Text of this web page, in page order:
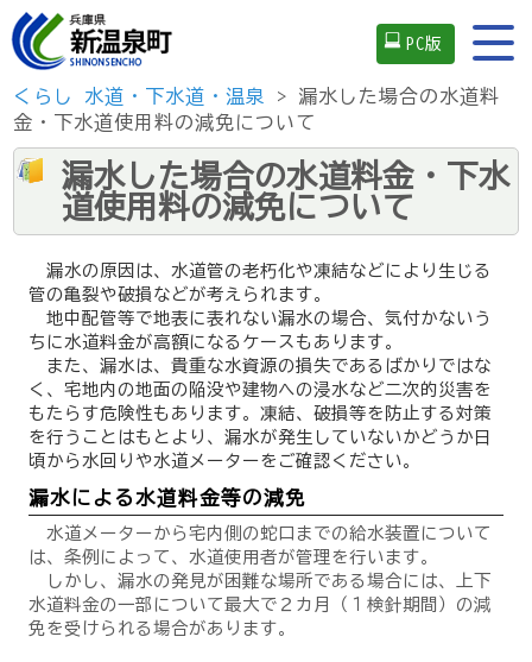
PC版
くらし 水道・下水道・温泉
> 漏水した場合の水道料
金・下水道使用料の減免について
漏水した場合の水道料金・下水
道使用料の減免について
漏水の原因は、水道管の老朽化や凍結などにより生じる
管の亀裂や破損などが考えられます。
地中配管等で地表に表れない漏水の場合、気付かないう
ちに水道料金が高額になるケースもあります。
また、漏水は、貴重な水資源の損失であるばかりではな
く、宅地内の地面の陥没や建物への浸水など二次的災害を
もたらす危険性もあります。凍結、破損等を防止する対策
を行うことはもとより、漏水が発生していないかどうか日
頃から水回りや水道メーターをご確認ください。
漏水による水道料金等の減免
水道メーターから宅内側の蛇口までの給水装置について
は、条例によって、水道使用者が管理を行います。
しかし、漏水の発見が困難な場所である場合には、上下
水道料金の一部について最大で２カ月（１検針期間）の減
免を受けられる場合があります。